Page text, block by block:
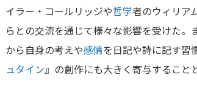
イラー・コールリッジや哲学者のウィリア
らとの交流を通じて様々な影響を受けた
から自身の考えや感情を日記や詩に記す習
ュタイン』の創作にも大きく寄与すること